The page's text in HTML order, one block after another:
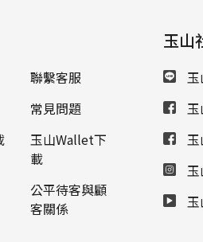
聯繫客服
常見問題
玉山Wallet下
載
公平待客與顧
客關係
玉山